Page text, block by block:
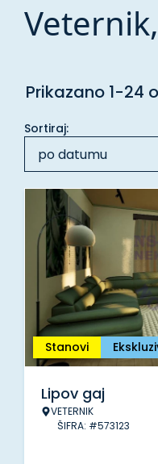
Prikazano 1-24
Sortiraj:
po datumu
Stanovi
Lipov gaj
VETERNIK
ŠIFRA: #573123